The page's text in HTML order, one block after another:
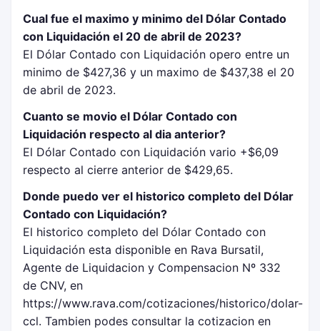
Cual fue el maximo y minimo del Dólar Contado
con Liquidación el 20 de abril de 2023?
El Dólar Contado con Liquidación opero entre un
minimo de $427,36 y un maximo de $437,38 el 20
de abril de 2023.
Cuanto se movio el Dólar Contado con
Liquidación respecto al dia anterior?
El Dólar Contado con Liquidación vario +$6,09
respecto al cierre anterior de $429,65.
Donde puedo ver el historico completo del Dólar
Contado con Liquidación?
El historico completo del Dólar Contado con
Liquidación esta disponible en Rava Bursatil,
Agente de Liquidacion y Compensacion Nº 332
de CNV, en
https://www.rava.com/cotizaciones/historico/dolar-
ccl. Tambien podes consultar la cotizacion en